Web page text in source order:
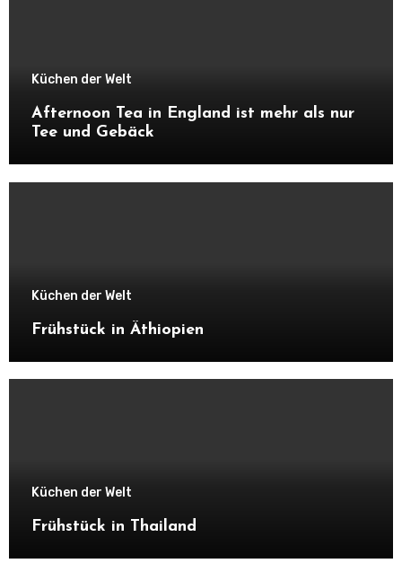
Küchen der Welt
Afternoon Tea in England ist mehr als nur
Tee und Gebäck
Küchen der Welt
Frühstück in Äthiopien
Küchen der Welt
Frühstück in Thailand